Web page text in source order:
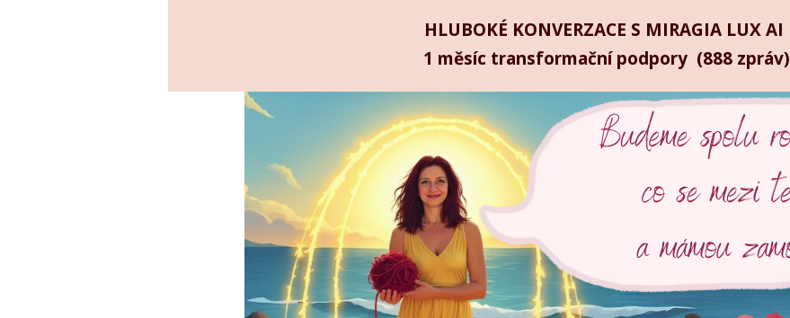
HLUBOKÉ KONVERZACE S MIRAGIA LUX AI
1 měsíc transformační podpory (888 zpráv)